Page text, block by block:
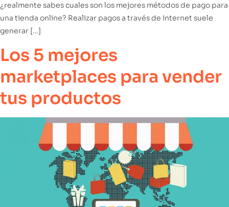
¿realmente sabes cuales son los mejores métodos de pago para
una tienda online? Realizar pagos a través de internet suele
generar […]
Los 5 mejores
marketplaces para vender
tus productos